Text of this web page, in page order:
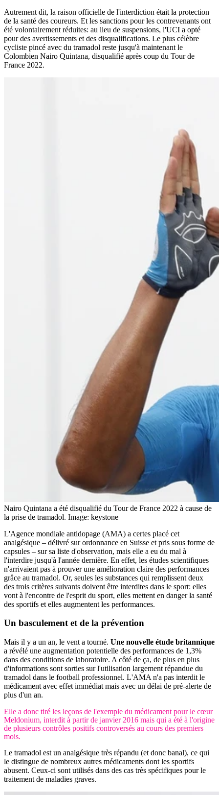
Autrement dit, la raison officielle de l'interdiction était la protection
de la santé des coureurs. Et les sanctions pour les contrevenants ont
été volontairement réduites: au lieu de suspensions, l'UCI a opté
pour des avertissements et des disqualifications. Le plus célèbre
cycliste pincé avec du tramadol reste jusqu'à maintenant le
Colombien Nairo Quintana, disqualifié après coup du Tour de
France 2022.
Nairo Quintana a été disqualifié du Tour de France 2022 à cause de
la prise de tramadol. Image: keystone
L'Agence mondiale antidopage (AMA) a certes placé cet
analgésique – délivré sur ordonnance en Suisse et pris sous forme de
capsules – sur sa liste d'observation, mais elle a eu du mal à
l'interdire jusqu'à l'année dernière. En effet, les études scientifiques
n'arrivaient pas à prouver une amélioration claire des performances
grâce au tramadol. Or, seules les substances qui remplissent deux
des trois critères suivants doivent être interdites dans le sport: elles
vont à l'encontre de l'esprit du sport, elles mettent en danger la santé
des sportifs et elles augmentent les performances.
Un basculementet de la prévention
Mais il y a un an, le vent a tourné. Une nouvelle étude britannique
a révélé une augmentation potentielle des performances de 1,3%
dans des conditions de laboratoire. A côté de ça, de plus en plus
d'informations sont sorties sur l'utilisation largement répandue du
tramadol dans le football professionnel. L'AMA n'a pas interdit le
médicament avec effet immédiat mais avec un délai de pré-alerte de
plus d'un an.
Elle a donc tiré les leçons de l'exemple du médicament pour le cœur
Meldonium, interdit à partir de janvier 2016 mais qui a été à l'origine
de plusieurs contrôles positifs controversés au cours des premiers
mois.
Le tramadol est un analgésique très répandu (et donc banal), ce qui
le distingue de nombreux autres médicaments dont les sportifs
abusent. Ceux-ci sont utilisés dans des cas très spécifiques pour le
traitement de maladies graves.